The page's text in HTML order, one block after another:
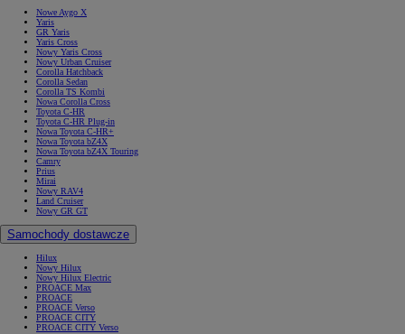
Nowe Aygo X
Yaris
GR Yaris
Yaris Cross
Nowy Yaris Cross
Nowy Urban Cruiser
Corolla Hatchback
Corolla Sedan
Corolla TS Kombi
Nowa Corolla Cross
Toyota C-HR
Toyota C-HR Plug-in
Nowa Toyota C-HR+
Nowa Toyota bZ4X
Nowa Toyota bZ4X Touring
Camry
Prius
Mirai
Nowy RAV4
Land Cruiser
Nowy GR GT
Samochody dostawcze
Hilux
Nowy Hilux
Nowy Hilux Electric
PROACE Max
PROACE
PROACE Verso
PROACE CITY
PROACE CITY Verso